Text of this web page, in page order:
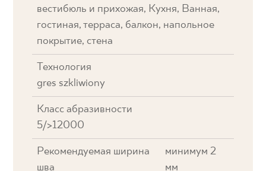
вестибюль и прихожая, Кухня, Ванная,
гостиная, терраса, балкон, напольное
покрытие, стена
Технология
gres szkliwiony
Класс абразивности
5/>12000
Рекомендуемая ширина
шва
минимум 2
мм